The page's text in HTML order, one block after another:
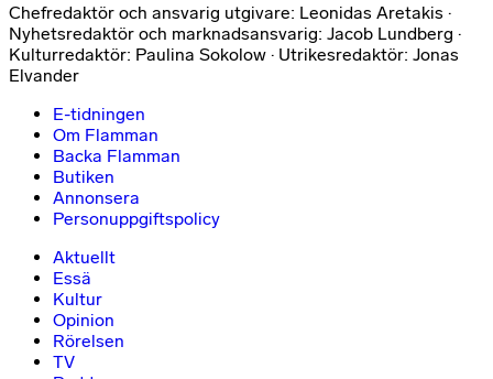
Chefredaktör och ansvarig utgivare: Leonidas Aretakis ·
Nyhetsredaktör och marknadsansvarig: Jacob Lundberg ·
Kulturredaktör: Paulina Sokolow · Utrikesredaktör: Jonas
Elvander
E-tidningen
Om Flamman
Backa Flamman
Butiken
Annonsera
Personuppgiftspolicy
Aktuellt
Essä
Kultur
Opinion
Rörelsen
TV